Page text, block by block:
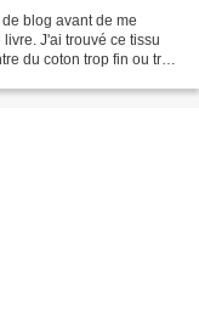
blog avant de me
J'ai trouvé ce tissu
du coton trop fin ou trop